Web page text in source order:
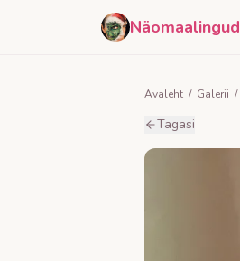
Näomaalingud
Avaleht / Galerii /
Tagasi